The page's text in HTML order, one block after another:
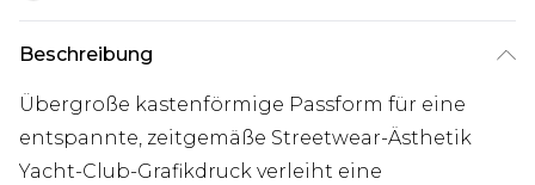
Beschreibung
Übergroße kastenförmige Passform für eine
entspannte, zeitgemäße Streetwear-Ästhetik
Yacht-Club-Grafikdruck verleiht eine